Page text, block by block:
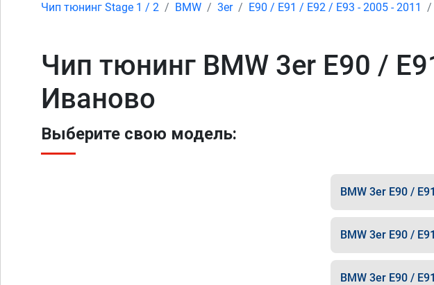
Чип тюнинг Stage 1 / 2 BMW 3er E90 / E91 / E92 / E93 - 2005 - 2011
Чип тюнинг BMW 3er E90 /
Иваново
Выберите свою модель:
BMW 3er E90 /
BMW 3er E90 /
BMW 3er E90 /